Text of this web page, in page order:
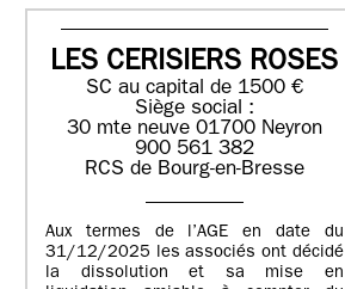
LES CERISIERS ROSES
SC au capital de 1500 €
Siège social :
30 mte neuve 01700 Neyron
900 561 382
RCS de Bourg-en-Bresse
Aux termes de l’AGE en date du
31/12/2025 les associés ont décidé
la dissolution et sa mise en